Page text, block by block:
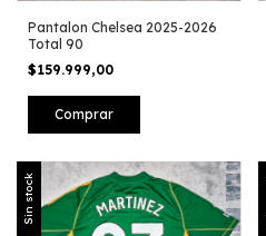
Pantalon Chelsea 2025-2026
Total 90
$159.999,00
Comprar
Sin stock